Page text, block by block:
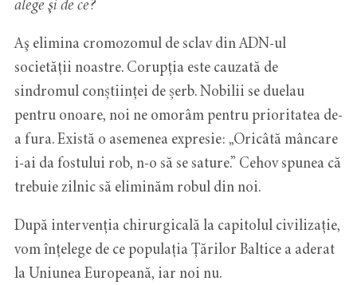
alege şi de ce?
Aş elimina cromozomul de sclav din ADN-ul
societăţii noastre. Corupția este cauzată de
sindromul conștiinței de șerb. Nobilii se duelau
pentru onoare, noi ne omorâm pentru prioritatea de-
a fura. Există o asemenea expresie: „Oricâtă mâncare
i-ai da fostului rob, n-o să se sature.” Cehov spunea că
trebuie zilnic să eliminăm robul din noi.
După intervenția chirurgicală la capitolul civilizaţie,
vom înţelege de ce populaţia Țărilor Baltice a aderat
la Uniunea Europeană, iar noi nu.